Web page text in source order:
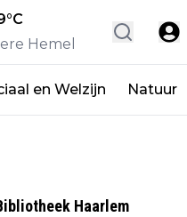
°C
Hemel
en Welzijn Natuur
Haarlem